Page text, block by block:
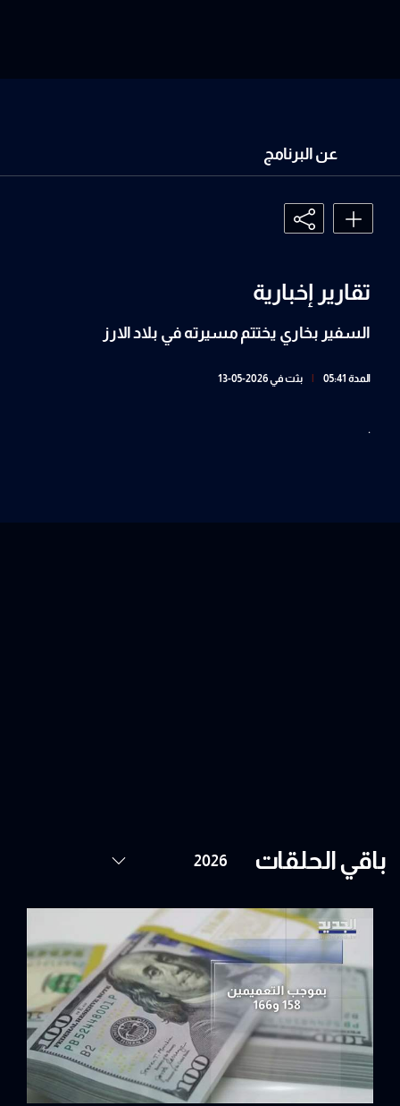
عن البرنامج
تقارير إخبارية
السفير بخاري يختتم مسيرته في بلاد الارز
المدة 05:41 بثت في 2026-05-13
.
باقي الحلقات